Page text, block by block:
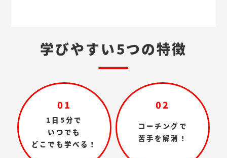
学びやすい5つの特徴
01
1日5分で
いつでも
どこでも学べる！
02
コーチングで
苦手を解消！